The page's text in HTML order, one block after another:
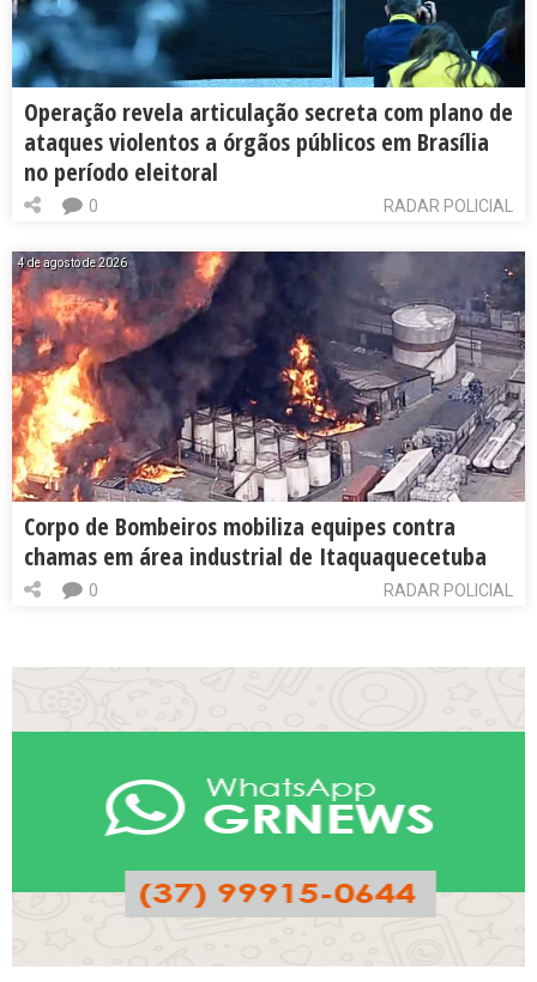
Operação revela articulação secreta com plano de
ataques violentos a órgãos públicos em Brasília
no período eleitoral
RADAR POLICIAL
0
4 de agosto de 2026
Corpo de Bombeiros mobiliza equipes contra
chamas em área industrial de Itaquaquecetuba
RADAR POLICIAL
0